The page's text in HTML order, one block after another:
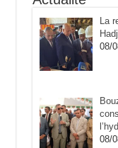
La
08/
08/